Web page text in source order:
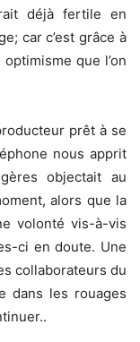
déjà fertile en
car c’est grâce à
que l’on
prêt à se
nous apprit
objectait au
alors que la
volonté vis-à-vis
ci en doute. Une
collaborateurs du
dans les rouages